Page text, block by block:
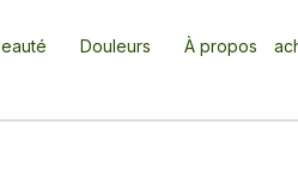
Douleurs À propos